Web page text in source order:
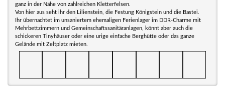
ganz in der Nähe von zahlreichen Kletterfelsen.
Von hier aus seht ihr den Lilienstein, die Festung Königstein und die Bastei.
Ihr übernachtet im unsaniertem ehemaligen Ferienlager im DDR-Charme mit
Mehrbettzimmern und Gemeinschaftssanitäranlagen, könnt aber auch die
schickeren Tinyhäuser oder eine urige einfache Berghütte oder das ganze
Gelände mit Zeltplatz mieten.